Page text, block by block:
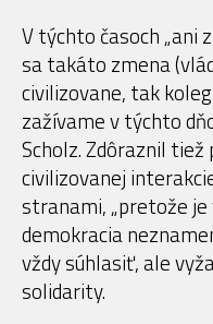
V týchto časoch „ani
sa takáto zmena
civilizovane, tak
zažívame v týchto
Scholz. Zdôraznil
civilizovanej
stranami, „pretože je
demokracia
vždy súhlasiť, ale
solidarity.